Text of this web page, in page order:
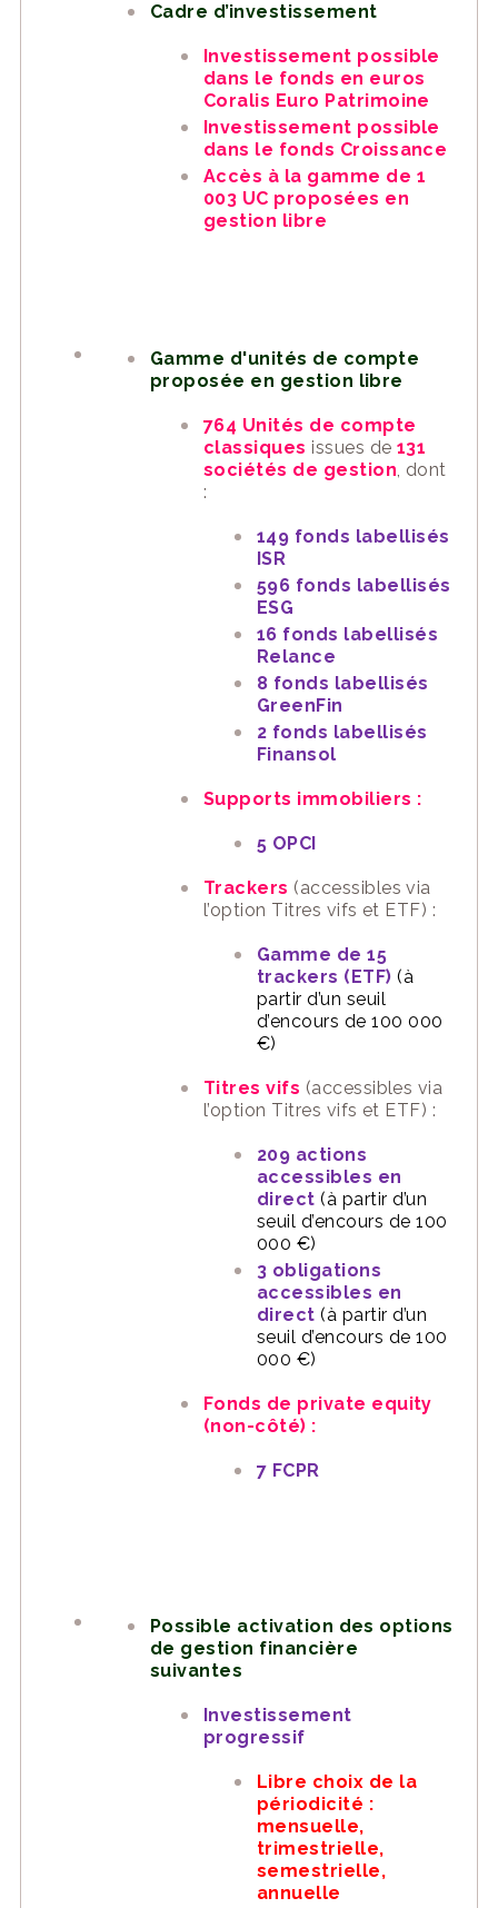
Cadre d’investissement
Investissement possible
dans le fonds en euros
Coralis Euro Patrimoine
Investissement possible
dans le fonds Croissance
Accès à la gamme de 1
003 UC proposées en
gestion libre
Gamme d'unités de compte
proposée en gestion libre
764 Unités de compte
classiques issues de131
sociétés de gestion, dont
:
149 fonds labellisés
ISR
596 fonds labellisés
ESG
16 fonds labellisés
Relance
8 fonds labellisés
GreenFin
2 fonds labellisés
Finansol
Supports immobiliers :
5 OPCI
Trackers (accessibles via
l’option Titres vifs et ETF) :
Gamme de 15
trackers (ETF)(à
partir d’un seuil
d’encours de 100 000
€)
Titres vifs (accessibles via
l’option Titres vifs et ETF) :
209 actions
accessibles en
direct(à partir d’un
seuil d’encours de 100
000 €)
3 obligations
accessibles en
direct(à partir d’un
seuil d’encours de 100
000 €)
Fonds de private equity
(non-côté) :
7 FCPR
Possible activation des options
de gestion financière
suivantes
Investissement
progressif
Libre choix de la
périodicité :
mensuelle,
trimestrielle,
semestrielle,
annuelle